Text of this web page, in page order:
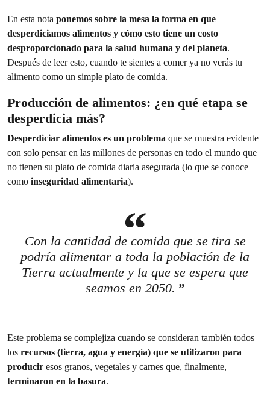
En esta nota ponemos sobre la mesa la forma en que
desperdiciamos alimentos y cómo esto tiene un costo
desproporcionado para la salud humana y del planeta.
Después de leer esto, cuando te sientes a comer ya no verás tu
alimento como un simple plato de comida.
Producción de alimentos: ¿en qué etapa se
desperdicia más?
Desperdiciar alimentos es un problema que se muestra evidente
con solo pensar en las millones de personas en todo el mundo que
no tienen su plato de comida diaria asegurada (lo que se conoce
como inseguridad alimentaria).
Con la cantidad de comida que se tira se
podría alimentar a toda la población de la
Tierra actualmente y la que se espera que
seamos en 2050.
Este problema se complejiza cuando se consideran también todos
los recursos (tierra, agua y energía) que se utilizaron para
producir esos granos, vegetales y carnes que, finalmente,
terminaron en la basura.